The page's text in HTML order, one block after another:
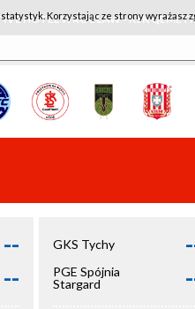
HOTEL WROCŁAW - KSK
--
--
GKS Tychy
PGE Spójnia
Stargard
Korzystając ze strony wyrażasz